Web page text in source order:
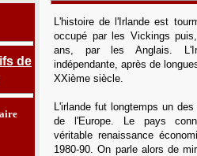
de
L'histoire de l'Irlande est
occupé par les Vickings
ans, par les Anglais.
indépendante, après de
XXième siècle.
L'irlande fut longtemps un
de l'Europe. Le pays
véritable renaissance
1980-90. On parle alors de